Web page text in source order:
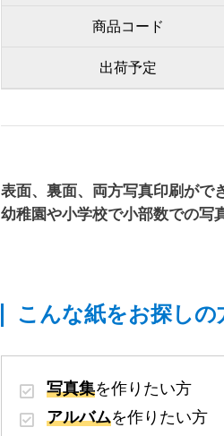
商品コード
出荷予定
表面、裏面、両方写真印刷がで
幼稚園や小学校で小部数での写
こんな紙をお探し
写真集を作りたい方
アルバムを作りたい方